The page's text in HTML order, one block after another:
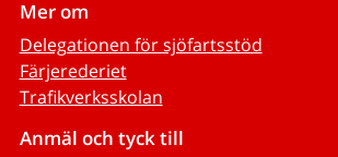
Mer om
Delegationen för sjöfartsstöd
Färjerederiet
Trafikverksskolan
Anmäl och tyck till